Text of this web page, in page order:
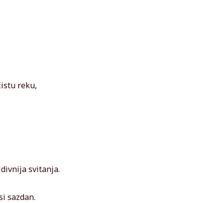
reku,
svitanja.
sazdan.